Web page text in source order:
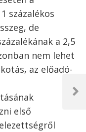
százalékos
de
a 2,5
nem lehet
az előadó-
első
Next